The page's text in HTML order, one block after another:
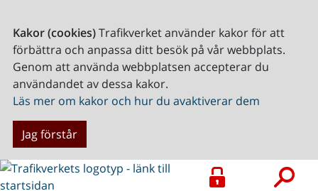
Kakor (cookies)Trafikverket använder kakor för att
förbättra och anpassa ditt besök på vår webbplats.
Genom att använda webbplatsen accepterar du
användandet av dessa kakor.
Läs mer om kakor och hur du avaktiverar dem
Jag förstår